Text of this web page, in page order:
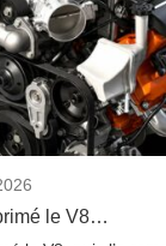
le V8…